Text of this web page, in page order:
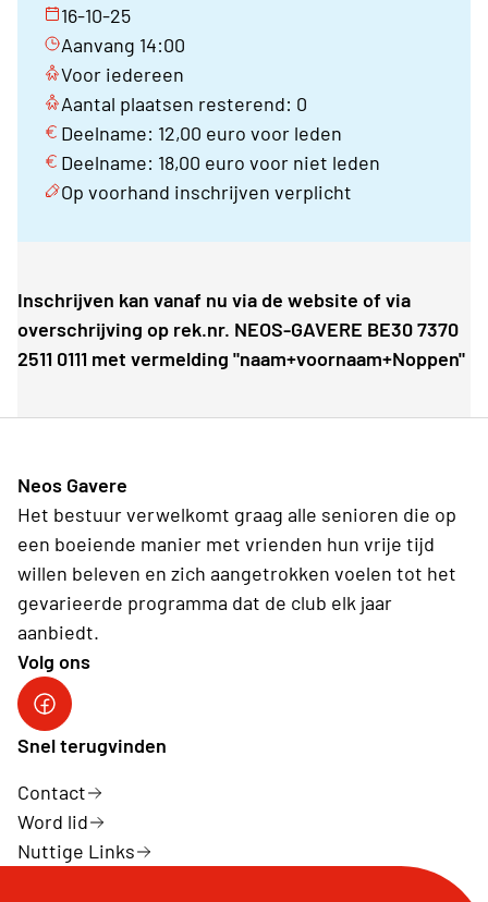
16-10-25
Aanvang 14:00
Voor iedereen
Aantal plaatsen resterend: 0
Deelname: 12,00 euro voor leden
Deelname: 18,00 euro voor niet leden
Op voorhand inschrijven verplicht
Inschrijven kan vanaf nu via de website of via
overschrijving op rek.nr. NEOS-GAVERE BE30 7370
2511 0111 met vermelding "naam+voornaam+Noppen"
Neos Gavere
Het bestuur verwelkomt graag alle senioren die op
een boeiende manier met vrienden hun vrije tijd
willen beleven en zich aangetrokken voelen tot het
gevarieerde programma dat de club elk jaar
aanbiedt.
Volg ons
Facebook Neos Gavere
Snel terugvinden
Contact
Word lid
Nuttige Links